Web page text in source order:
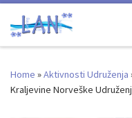
Skip to content
Home »Aktivnosti Udruženja
Kraljevine Norveške